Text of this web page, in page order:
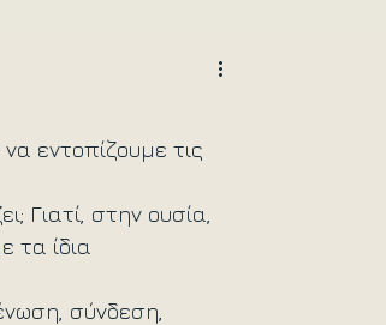
εντοπίζουμε τις
Γιατί, στην ουσία,
τα ίδια
σύνδεση,